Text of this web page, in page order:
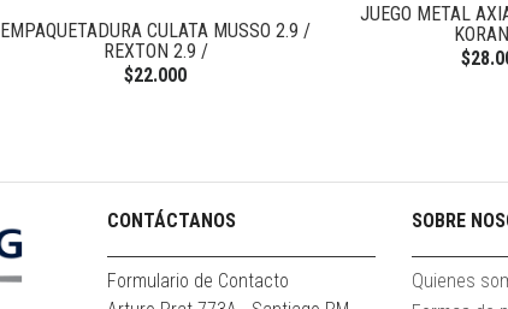
EMPAQUETADURA CULATA MUSSO 2.9 /
REXTON 2.9 /
$22.000
JUEGO METAL
CONTÁCTANOS
Formulario de Contacto
SOBRE
Quienes